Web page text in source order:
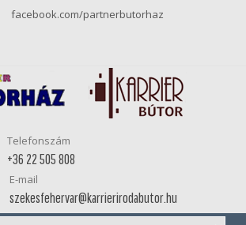
facebook.com/partnerbutorhaz
Telefonszám
+36 22 505 808
E-mail
szekesfehervar@karrierirodabutor.hu